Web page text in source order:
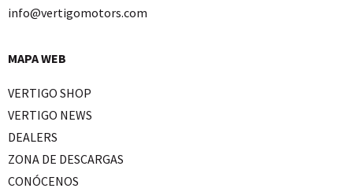
info@vertigomotors.com
MAPA WEB
VERTIGO SHOP
VERTIGO NEWS
DEALERS
ZONA DE DESCARGAS
CONÓCENOS